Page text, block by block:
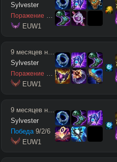
Sylvester
Поражение /5
EUW1
9 месяцев назад
Sylvester
Поражение 9/2
EUW1
9 месяцев назад
Sylvester
Победа 9/2/6
EUW1